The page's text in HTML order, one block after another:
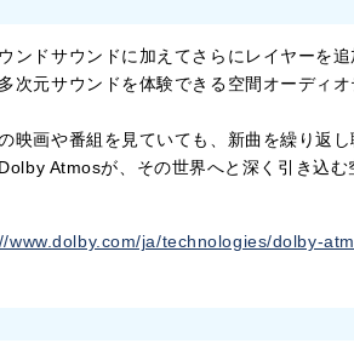
ンドサウンドに加えてさらにレイヤーを
次元サウンドを体験できる空間オーディ
映画や番組を見ていても、新曲を繰り返し
Atmosが、その世界へと深く引き込む
www.dolby.com/ja/technologies/dolby-